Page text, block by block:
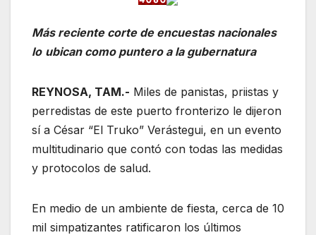
Más reciente corte de encuestas nacionales
lo ubican como puntero a la gubernatura
REYNOSA, TAM.- Miles de panistas, priistas y
perredistas de este puerto fronterizo le dijeron
sí a César “El Truko” Verástegui, en un evento
multitudinario que contó con todas las medidas
y protocolos de salud.
En medio de un ambiente de fiesta, cerca de 10
mil simpatizantes ratificaron los últimos